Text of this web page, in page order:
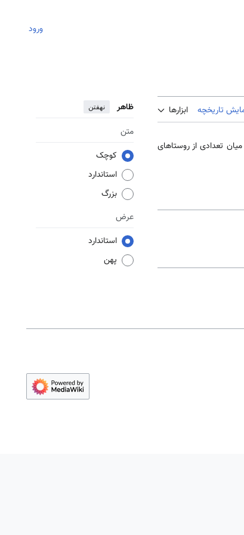
ورود
تاریخچه ابزارها ظاهر نهفتن
متن
کوچک
استاندارد
بزرگ
عرض
استاندارد
پهن
تعدادی از روستاهای